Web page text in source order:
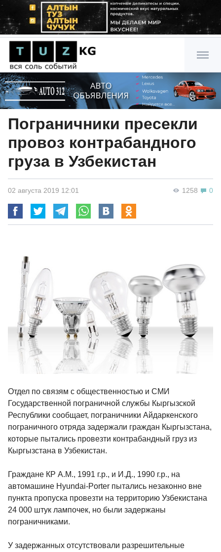
Пограничники пресекли
провоз контрабандного
груза в Узбекистан
1258 0
02 августа 2019 12:01
Отдел по связям с общественностью и СМИ
Государственной пограничной службы Кыргызской
Республики сообщает, пограничники Айдаркенского
пограничного отряда задержали граждан Кыргызстана,
которые пытались провезти контрабандный груз из
Кыргызстана в Узбекистан.
Граждане КР А.М., 1991 г.р., и И.Д., 1990 г.р., на
автомашине Hyundai-Porter пытались незаконно вне
пункта пропуска провезти на территорию Узбекистана
24 000 штук лампочек, но были задержаны
пограничниками.
У задержанных отсутствовали разрешительные